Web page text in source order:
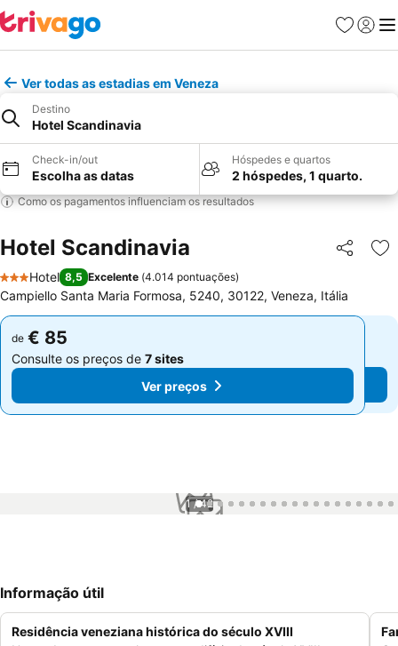
Favoritos
Iniciar
Ver todas as estadias em Veneza
Destino
Hotel Scandinavia
Check-in/out
Escolha as datas
Hóspedes e quartos
2 hóspedes, 1 quarto.
Como os pagamentos influenciam os resultados
Hotel Scandinavia Partilhar
3 Estrelas
Hotel 8,5 Excelente (4.014 pontuações)
Campiello Santa Maria Formosa, 5240, 30122, Veneza, Itália
de € 85
Consulte os preços de 7 sites
Ver preços
de € 85
Consulte os preços de 7 sites
Ver preços
1 / 42
Informação útil
Residência veneziana histórica do século XVIII